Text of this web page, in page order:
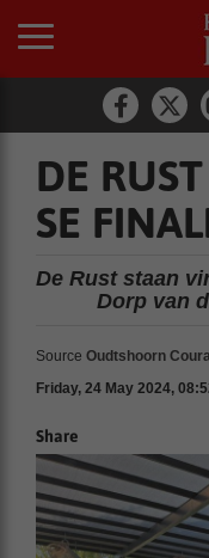
DE
SE
De Rust staan
Dorp van
Source Oudtshoorn
Friday, 24 May 2024,
Share